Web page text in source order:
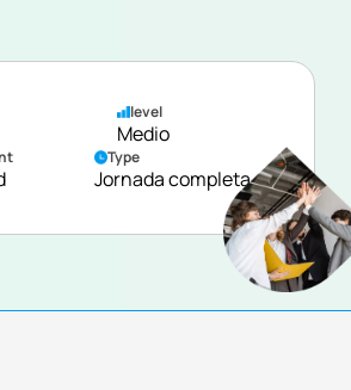
level
Medio
Type
Jornada completa